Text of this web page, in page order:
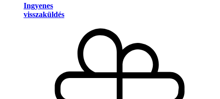
Ingyenes
visszaküldés